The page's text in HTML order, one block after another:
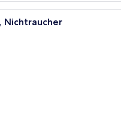
Ein gemütliches
Nichtraucher